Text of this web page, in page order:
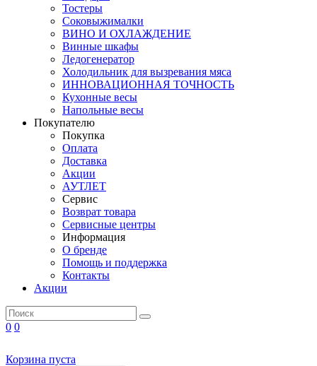
Тостеры
Соковыжималки
ВИНО И ОХЛАЖДЕНИЕ
Винные шкафы
Ледогенератор
Холодильник для вызревания мяса
ИННОВАЦИОННАЯ ТОЧНОСТЬ
Кухонные весы
Напольные весы
Покупателю
Покупка
Оплата
Доставка
Акции
АУТЛЕТ
Сервис
Возврат товара
Сервисные центры
Информация
О бренде
Помощь и поддержка
Контакты
Акции
0 0
Корзина пуста